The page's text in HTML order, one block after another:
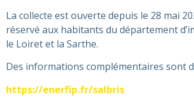
La collecte est ouverte depuis le 28 mai
réservé aux habitants du département
le Loiret et la Sarthe.
Des informations complémentaires sont
https://enerfip.fr/salbris